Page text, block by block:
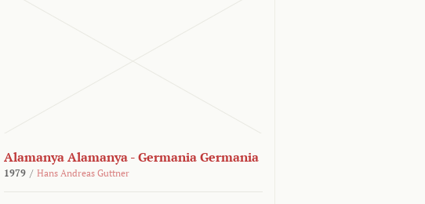
Alamanya Alamanya - Germania Germania
1979 / Hans Andreas Guttner